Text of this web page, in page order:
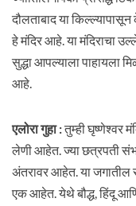
दौलताबाद या
हे मंदिर आहे. या मंदिराचा
सुद्धा आपल्याला पाहायला
आहे.
एलोरा गुहा :तुम्ही घृष्णेश्वर
लेणी आहेत. ज्या छत्रपती
अंतरावर आहेत. या जगातील
एक आहेत. येथे बौद्ध, हिंदू